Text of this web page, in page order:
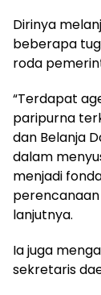
Dirinya
beberapa
roda
“Terdapat
paripurna
dan Belanja
dalam
menjadi
lanjutnya.
Ia juga
sekretaris